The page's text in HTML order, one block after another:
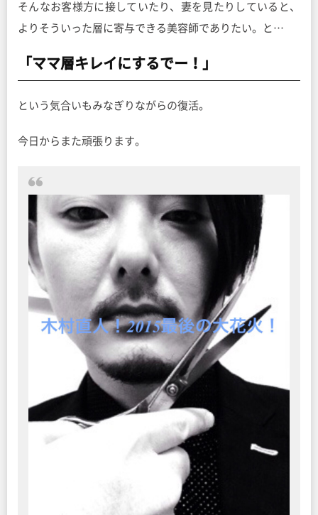
そんなお客様方に接していたり、妻を見たりしていると、
よりそういった層に寄与できる美容師でありたい。と…
「ママ層キレイにするでー！」
という気合いもみなぎりながらの復活。
今日からまた頑張ります。